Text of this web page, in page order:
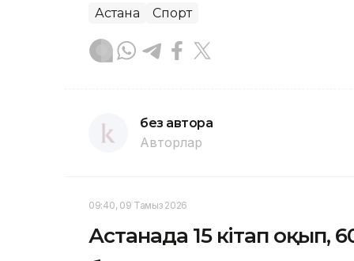
Астана Спорт
без автора
Авторлар
09:40, 09 Тамыз 2026
Астанада 15 кітап оқып,